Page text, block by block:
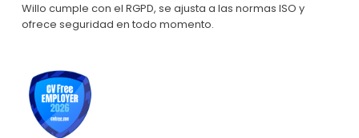
Willo cumple con el RGPD, se ajusta a las normas ISO y
ofrece seguridad en todo momento.